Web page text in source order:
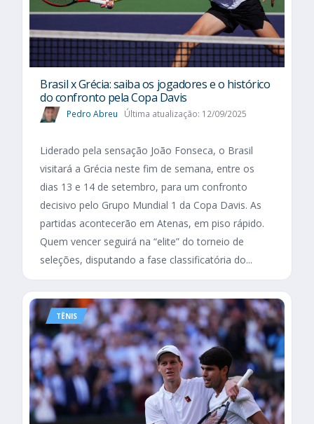
Brasil x Grécia: saiba os jogadores e o histórico
do confronto pela Copa Davis
Pedro Abreu Última atualização: 12/09/2025
Liderado pela sensação João Fonseca, o Brasil
visitará a Grécia neste fim de semana, entre os
dias 13 e 14 de setembro, para um confronto
decisivo pelo Grupo Mundial 1 da Copa Davis. As
partidas acontecerão em Atenas, em piso rápido.
Quem vencer seguirá na “elite” do torneio de
seleções, disputando a fase classificatória do...
TÊNIS